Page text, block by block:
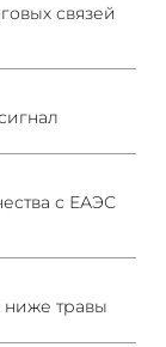
связей
с ЕАЭС
травы